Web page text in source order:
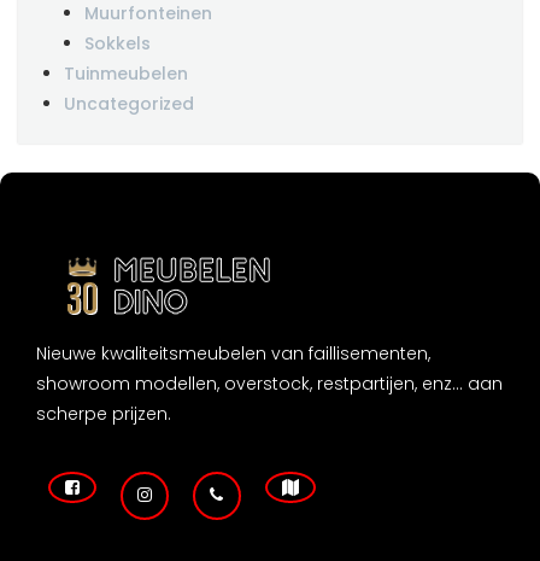
Muurfonteinen
Sokkels
Tuinmeubelen
Uncategorized
Nieuwe kwaliteitsmeubelen van faillisementen,
showroom modellen, overstock, restpartijen, enz... aan
scherpe prijzen.